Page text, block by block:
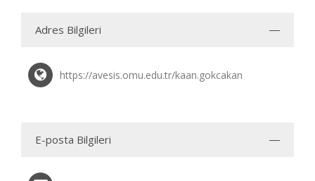
Adres Bilgileri
https://avesis.omu.edu.tr/kaan.gokcakan
E-posta Bilgileri